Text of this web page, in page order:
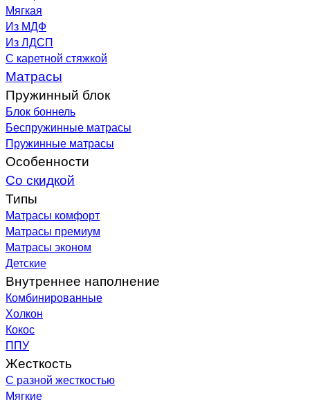
Мягкая
Из МДФ
Из ЛДСП
С каретной стяжкой
Матрасы
Пружинный блок
Блок боннель
Беспружинные матрасы
Пружинные матрасы
Особенности
Со скидкой
Типы
Матрасы комфорт
Матрасы премиум
Матрасы эконом
Детские
Внутреннее наполнение
Комбинированные
Холкон
Кокос
ППУ
Жесткость
С разной жесткостью
Мягкие